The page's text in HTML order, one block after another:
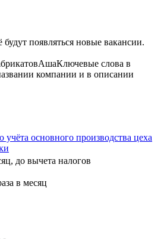
появляться новые вакансии.
АшаКлючевые слова в
компании и в описании
основного производства цеха
до вычета налогов
в месяц